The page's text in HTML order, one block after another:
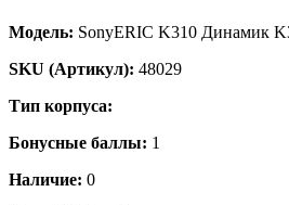
Модель: SonyERIC K310 Динамик
SKU (Артикул): 48029
Тип корпуса:
Бонусные баллы: 1
Наличие: 0